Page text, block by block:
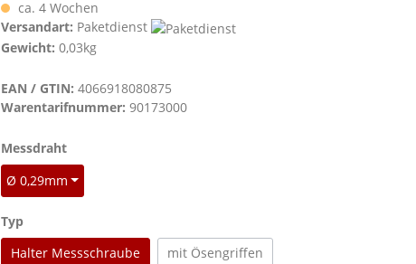
ca. 4 Wochen
Versandart: Paketdienst
Gewicht: 0,03kg
EAN / GTIN: 4066918080875
Warentarifnummer: 90173000
Messdrahtauswählen
Ø 0,29mm
Typauswählen
Halter Messschraube
mit Ösengriffen